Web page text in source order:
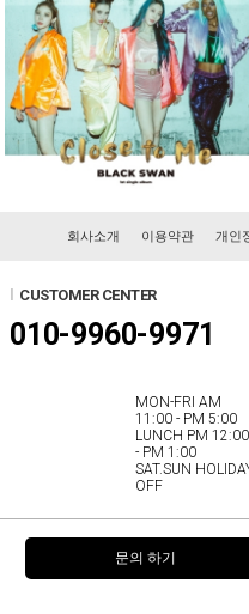
회사소개 이용약관 개인
CUSTOMER CENTER
010-9960-9971
MON-FRI AM
11:00 - PM 5:00
LUNCH PM 12:00
- PM 1:00
SAT.SUN
OFF
문의 하기